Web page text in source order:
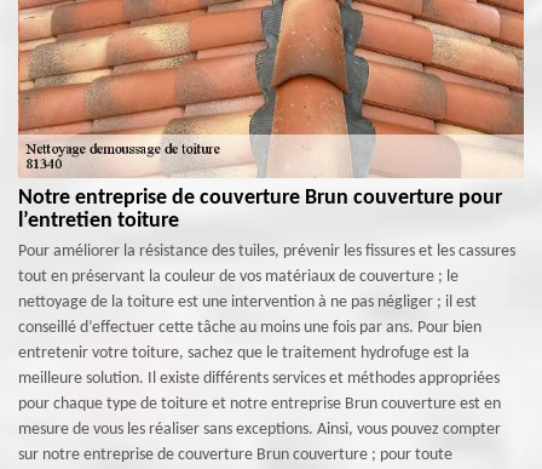
Notre entreprise de couverture Brun couverture pour
l’entretien toiture
Pour améliorer la résistance des tuiles, prévenir les fissures et les cassures
tout en préservant la couleur de vos matériaux de couverture ; le
nettoyage de la toiture est une intervention à ne pas négliger ; il est
conseillé d’effectuer cette tâche au moins une fois par ans. Pour bien
entretenir votre toiture, sachez que le traitement hydrofuge est la
meilleure solution. Il existe différents services et méthodes appropriées
pour chaque type de toiture et notre entreprise Brun couverture est en
mesure de vous les réaliser sans exceptions. Ainsi, vous pouvez compter
sur notre entreprise de couverture Brun couverture ; pour toute